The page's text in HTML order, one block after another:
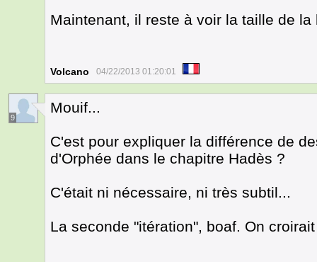
Maintenant, il reste à voir la taille de
Volcano 04/22/2013 01:20:01
9
Mouif...
C'est pour expliquer la différence de
d'Orphée dans le chapitre Hadès ?
C'était ni nécessaire, ni très subtil...
La seconde "itération", boaf. On